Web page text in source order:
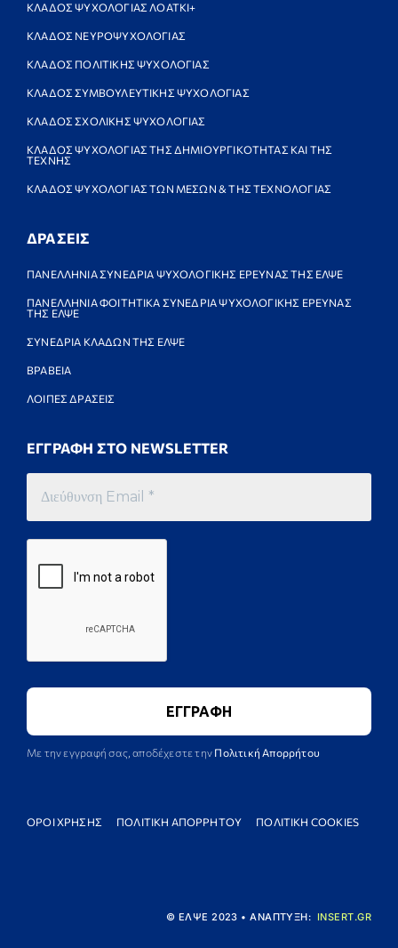
ΚΛΑΔΟΣ ΨΥΧΟΛΟΓΙΑΣ ΛΟΑΤΚΙ+
ΚΛΑΔΟΣ ΝΕΥΡΟΨΥΧΟΛΟΓΙΑΣ
ΚΛΑΔΟΣ ΠΟΛΙΤΙΚΗΣ ΨΥΧΟΛΟΓΙΑΣ
ΚΛΑΔΟΣ ΣΥΜΒΟΥΛΕΥΤΙΚΗΣ ΨΥΧΟΛΟΓΙΑΣ
ΚΛΑΔΟΣ ΣΧΟΛΙΚΗΣ ΨΥΧΟΛΟΓΙΑΣ
ΚΛΑΔΟΣ ΨΥΧΟΛΟΓΙΑΣ ΤΗΣ ΔΗΜΙΟΥΡΓΙΚΟΤΗΤΑΣ ΚΑΙ ΤΗΣ
ΤΕΧΝΗΣ
ΚΛΑΔΟΣ ΨΥΧΟΛΟΓΙΑΣ ΤΩΝ ΜΕΣΩΝ & ΤΗΣ ΤΕΧΝΟΛΟΓΙΑΣ
ΔΡΑΣΕΙΣ
ΠΑΝΕΛΛΗΝΙΑ ΣΥΝΕΔΡΙΑ ΨΥΧΟΛΟΓΙΚΗΣ ΕΡΕΥΝΑΣ ΤΗΣ ΕΛΨΕ
ΠΑΝΕΛΛΗΝΙΑ ΦΟΙΤΗΤΙΚΑ ΣΥΝΕΔΡΙΑ ΨΥΧΟΛΟΓΙΚΗΣ ΕΡΕΥΝΑΣ
ΤΗΣ ΕΛΨΕ
ΣΥΝΕΔΡΙΑ ΚΛΑΔΩΝ ΤΗΣ ΕΛΨΕ
ΒΡΑΒΕΙΑ
ΛΟΙΠΕΣ ΔΡΑΣΕΙΣ
ΕΓΓΡΑΦΗ ΣΤΟ NEWSLETTER
Με την εγγραφή σας, αποδέχεστε την Πολιτική Απορρήτου
ΟΡΟΙ ΧΡΗΣΗΣ ΠΟΛΙΤΙΚΗ ΑΠΟΡΡΗΤΟΥ ΠΟΛΙΤΙΚΗ COOKIES
© ΕΛΨΕ 2023 • ΑΝΑΠΤΥΞΗ:INSERT.GR